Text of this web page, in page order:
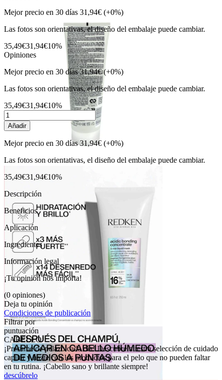
Mejor precio en 30 días 31,94€ (+0%)
Las fotos son orientativas, el diseño del embalaje puede cambiar.
35,49€31,94€10%
Opiniones
Mejor precio en 30 días 31,94€ (+0%)
Las fotos son orientativas, el diseño del embalaje puede cambiar.
35,49€31,94€10%
Añadir
Mejor precio en 30 días 31,94€ (+0%)
Las fotos son orientativas, el diseño del embalaje puede cambiar.
35,49€31,94€10%
Descripción
Beneficios
Aplicación
Ingredientes
Información legal
¡Tu opinión nos importa!
(0 opiniones)
Deja tu opinión
Condiciones de publicación
Filtrar por
puntuación
CABELLO
¡Presume de pelazo cada día! Descubre nuestra selección de cuidado
capilar y hazte con los productos para el pelo que no pueden faltar
en tu rutina. ¡Cabello sano y brillante siempre!
descúbrelo